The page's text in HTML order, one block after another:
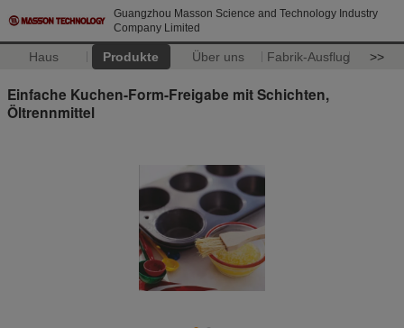
Guangzhou Masson Science and Technology Industry
Company Limited
Haus Produkte Über uns Fabrik-Ausflug >>
Einfache Kuchen-Form-Freigabe mit Schichten,
Öltrennmittel